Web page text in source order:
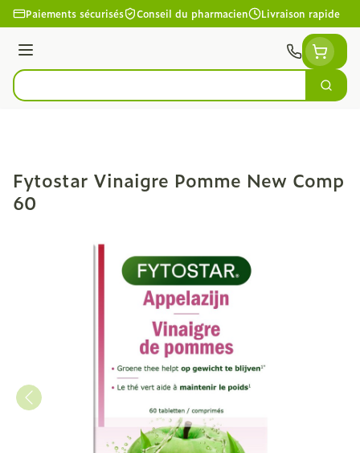
Aller au contenu
Paiements sécurisés Conseil du pharmacien Livraison rapide
Menu
Rechercher
Fytostar Vinaigre Pomme New Comp
60